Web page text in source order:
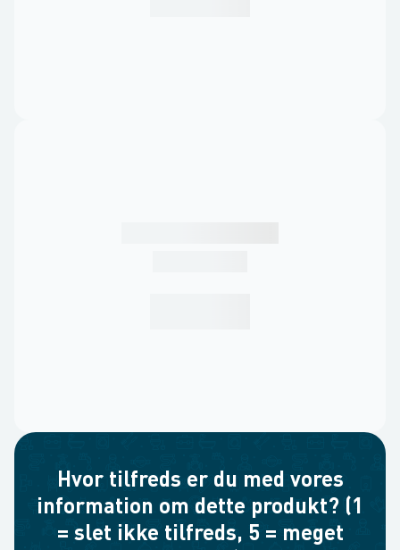
Hvor tilfreds er du med vores
information om dette produkt? (1
= slet ikke tilfreds, 5 = meget